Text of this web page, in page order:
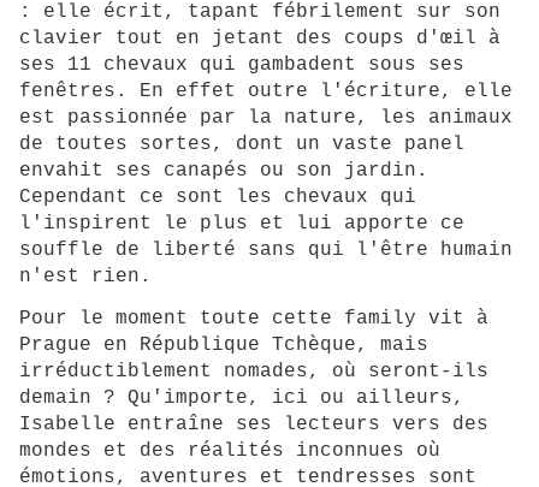
: elle écrit, tapant fébrilement sur son
clavier tout en jetant des coups d'œil à
ses 11 chevaux qui gambadent sous ses
fenêtres. En effet outre l'écriture, elle
est passionnée par la nature, les animaux
de toutes sortes, dont un vaste panel
envahit ses canapés ou son jardin.
Cependant ce sont les chevaux qui
l'inspirent le plus et lui apporte ce
souffle de liberté sans qui l'être humain
n'est rien.
Pour le moment toute cette family vit à
Prague en République Tchèque, mais
irréductiblement nomades, où seront-ils
demain ? Qu'importe, ici ou ailleurs,
Isabelle entraîne ses lecteurs vers des
mondes et des réalités inconnues où
émotions, aventures et tendresses sont